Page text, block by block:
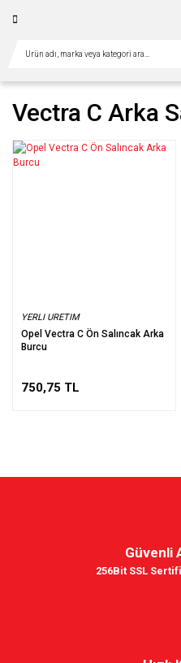
Vectra C Arka
YERLI URETIM
Opel Vectra C Ön Salıncak Arka
Burcu
750,75 TL
Güvenli
256Bit SSL